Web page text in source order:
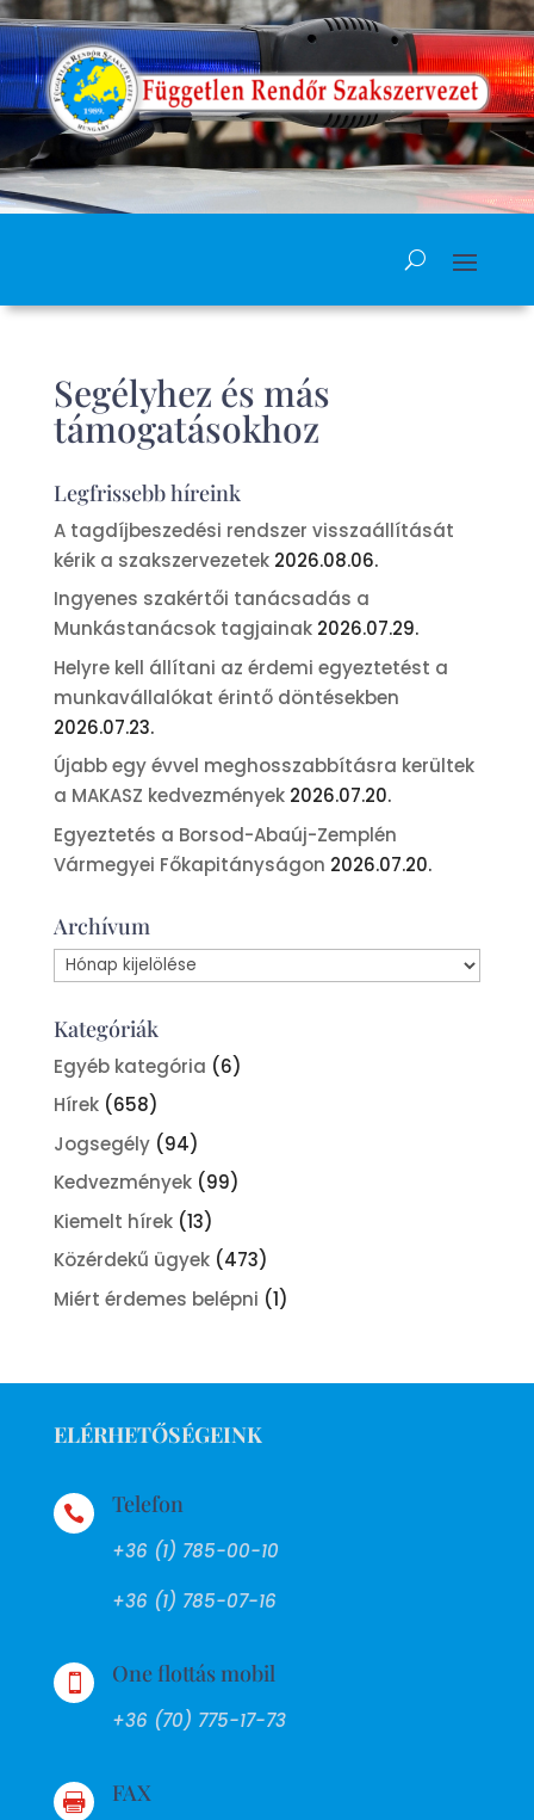
Segélyhez és más
támogatásokhoz
Legfrissebb híreink
A tagdíjbeszedési rendszer visszaállítását
kérik a szakszervezetek 2026.08.06.
Ingyenes szakértői tanácsadás a
Munkástanácsok tagjainak 2026.07.29.
Helyre kell állítani az érdemi egyeztetést a
munkavállalókat érintő döntésekben
2026.07.23.
Újabb egy évvel meghosszabbításra kerültek
a MAKASZ kedvezmények 2026.07.20.
Egyeztetés a Borsod-Abaúj-Zemplén
Vármegyei Főkapitányságon 2026.07.20.
Archívum
Archívum
Kategóriák
Egyéb kategória (6)
Hírek(658)
Jogsegély(94)
Kedvezmények(99)
Kiemelt hírek(13)
Közérdekű ügyek(473)
Miért érdemes belépni (1)
ELÉRHETŐSÉGEINK
 Telefon
+36 (1) 785-00-10
+36 (1) 785-07-16
 One flottás mobil
+36 (70) 775-17-73
 FAX